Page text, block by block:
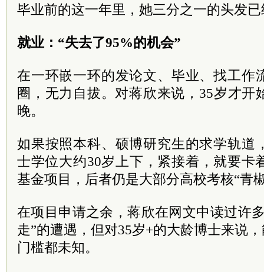
毕业前的这一年里，她三分之一的头发
就业：“失去了95%的机会”
在一环嵌一环的发论文、毕业、找工作
圈，无力自拔。对蒋欣来说，35岁才开
晚。
如果按照本科、硕博研究生的求学轨道
士学位大约30岁上下，紧接着，就要卡
基金项目，后者仍是大部分高校考核“青
在项目申请之余，蒋欣在网文中读过许
走”的遭遇，但对35岁+的大龄博士来说
门槛都未知。